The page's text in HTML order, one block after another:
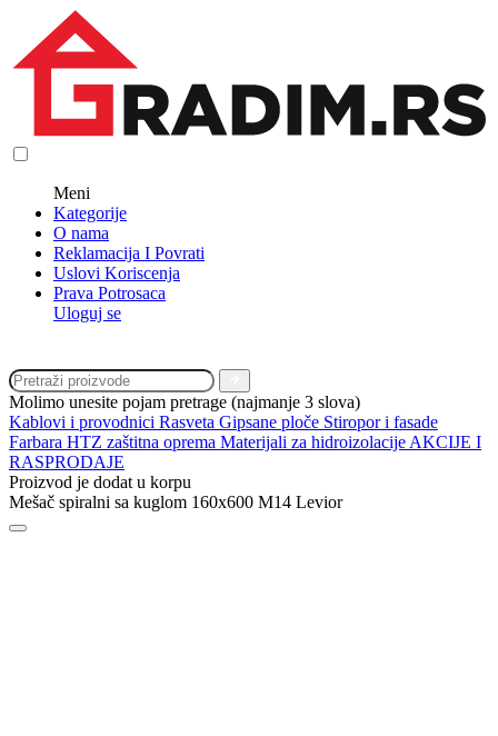
Meni
Kategorije
O nama
Reklamacija I Povrati
Uslovi Koriscenja
Prava Potrosaca
Uloguj se
Molimo unesite pojam pretrage (najmanje 3 slova)
Kablovi i provodnici Rasveta Gipsane ploče Stiropor i fasade
Farbara HTZ zaštitna oprema Materijali za hidroizolacije AKCIJE I
RASPRODAJE
Proizvod je dodat u korpu
Mešač spiralni sa kuglom 160x600 M14 Levior